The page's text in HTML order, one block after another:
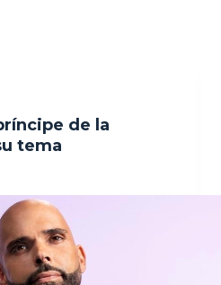
de la
tema